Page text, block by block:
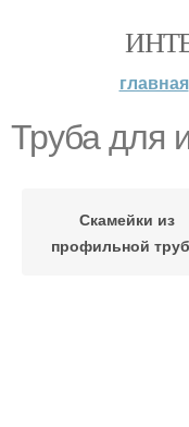
главная
Труба для
Скамейки из
профильной